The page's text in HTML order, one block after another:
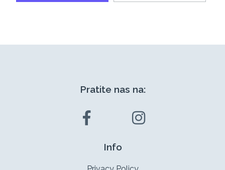
Pratite nas na:
Info